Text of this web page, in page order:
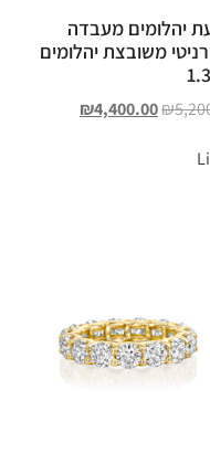
יהלומים מעבדה
משובצת יהלומים
₪
₪4,400.00